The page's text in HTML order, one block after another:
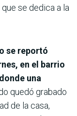
se dedica a la
se reportó
en el barrio
una
quedó grabado
de la casa,